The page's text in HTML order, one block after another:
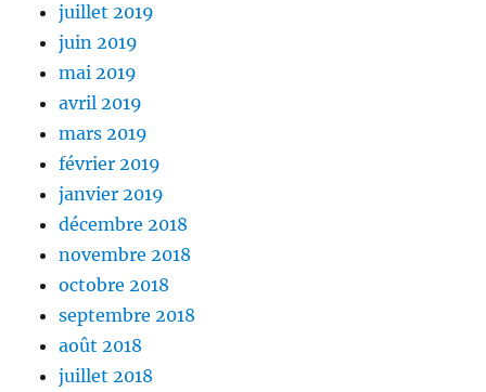
juillet 2019
juin 2019
mai 2019
avril 2019
mars 2019
février 2019
janvier 2019
décembre 2018
novembre 2018
octobre 2018
septembre 2018
août 2018
juillet 2018